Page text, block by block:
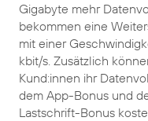
Gigabyte mehr
bekommen eine
mit einer
kbit/s. Zusätzlich
Kund:innen ihr
dem App-Bonus und
Lastschrift-Bonus